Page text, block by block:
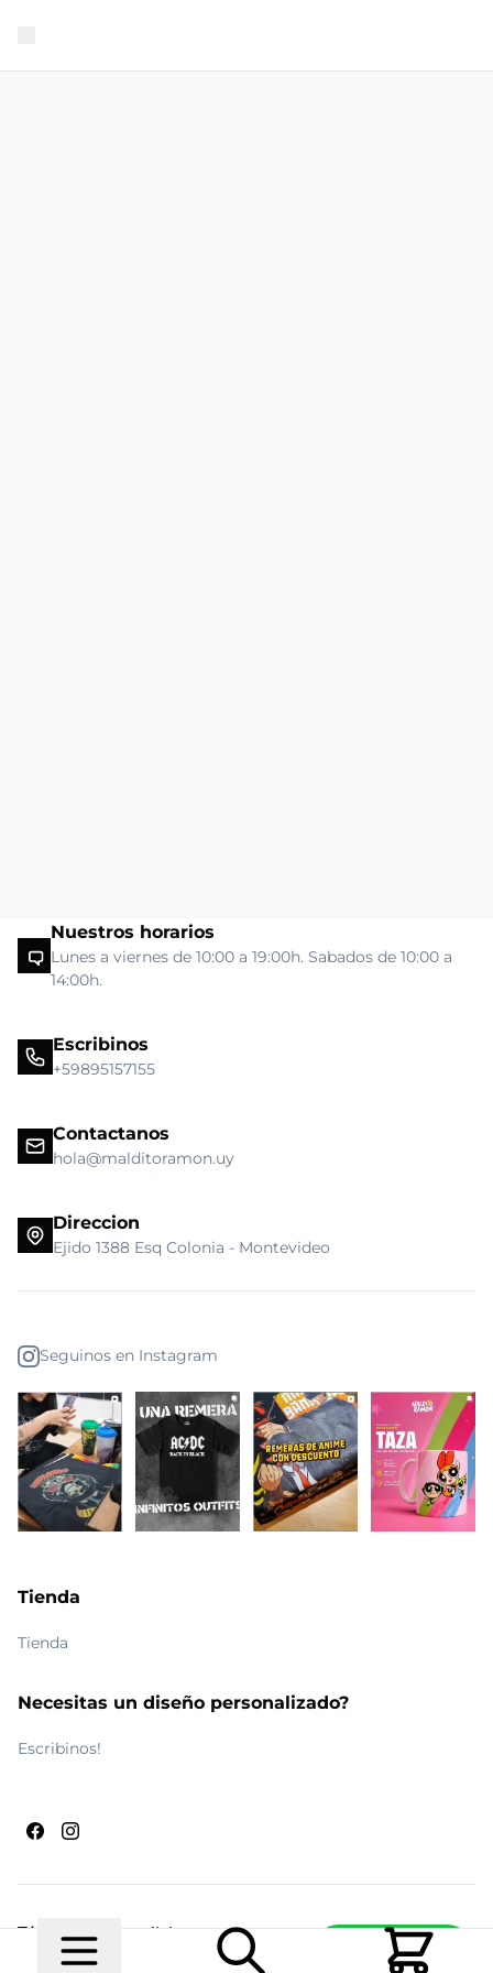
Escribinos
Nuestros horarios
Lunes a viernes de 10:00 a 19:00h. Sabados de 10:00 a
14:00h.
Escribinos
+59895157155
Contactanos
hola@malditoramon.uy
Direccion
Ejido 1388 Esq Colonia - Montevideo
Seguinos en Instagram
Tienda
Tienda
Necesitas un diseño personalizado?
Escribinos!
© 2026 Maldito RamónRealizado por Ecwid de
Términos y condiciones